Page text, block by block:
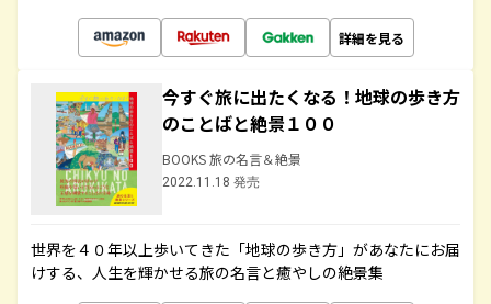
詳細を見る
今すぐ旅に出たくなる！地球の歩き方
のことばと絶景１００
BOOKS 旅の名言＆絶景
2022.11.18 発売
世界を４０年以上歩いてきた「地球の歩き方」があなたにお届
けする、人生を輝かせる旅の名言と癒やしの絶景集